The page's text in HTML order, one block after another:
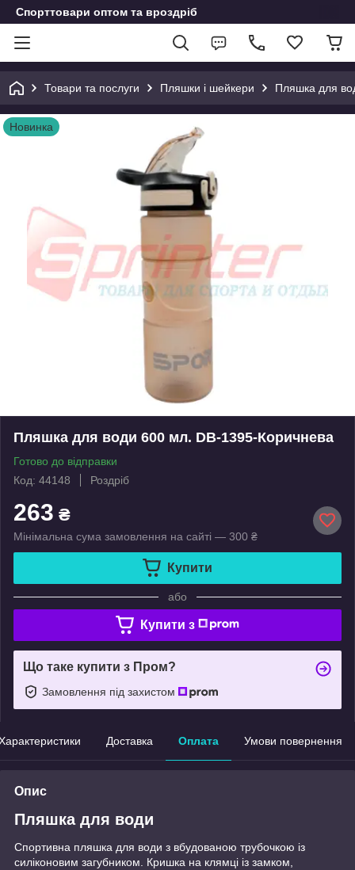
Спорттовари оптом та вроздріб
Товари та послуги Пляшки і шейкери Пляшка для
Новинка
Пляшка для води 600 мл. DB-1395-Коричнева
Готово до відправки
Код: 44148
Роздріб
263 ₴
Мінімальна сума замовлення на сайті — 300 ₴
Купити
або
Купити з
Що таке купити з Пром?
Замовлення під захистом
Доставка Оплата Умови повернення
Опис
Пляшка для води
Спортивна пляшка для води з вбудованою трубочкою із
силіконовим загубником. Кришка на клямці із замком,